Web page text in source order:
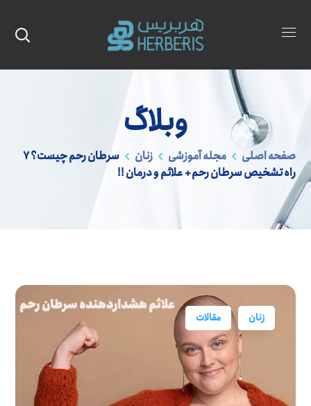
وبلاگ
صفحه اصلی مجله آموزشی زنان
سرطان رحم چیست؟ 7
راه تشخیص سرطان رحم + علائم و درمان !!
زنان مقالات